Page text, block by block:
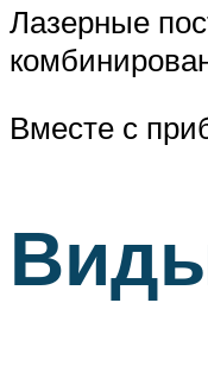
Лазерные
Вместе с